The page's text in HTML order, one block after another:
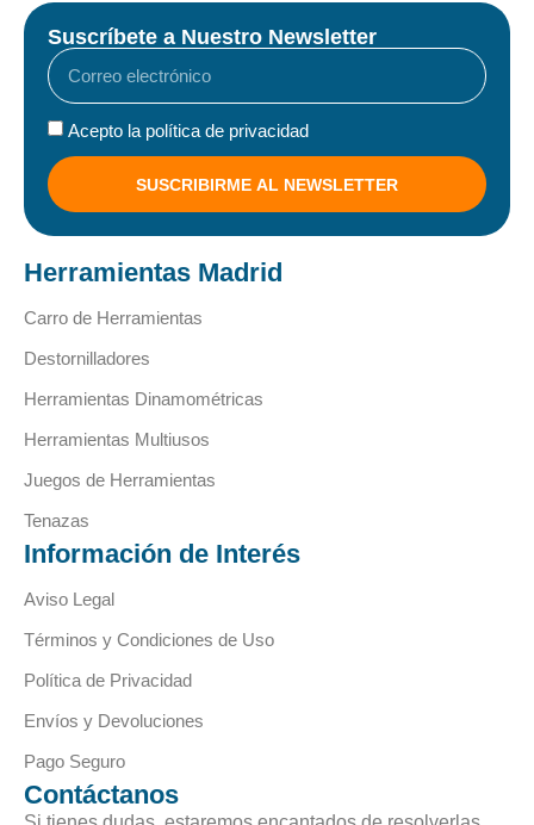
Suscríbete a Nuestro Newsletter
Acepto la política de privacidad
SUSCRIBIRME AL NEWSLETTER
Herramientas Madrid
Carro de Herramientas
Destornilladores
Herramientas Dinamométricas
Herramientas Multiusos
Juegos de Herramientas
Tenazas
Información de Interés
Aviso Legal
Términos y Condiciones de Uso
Política de Privacidad
Envíos y Devoluciones
Pago Seguro
Contáctanos